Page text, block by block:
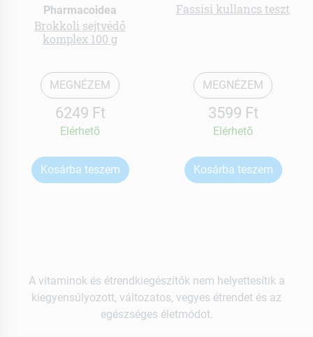
Pharmacoidea
Brokkoli sejtvédő
komplex 100 g
MEGNÉZEM
6249 Ft
Elérhetõ
Kosárba teszem
Fassisi kullancs teszt
MEGNÉZEM
3599 Ft
Elérhetõ
Kosárba teszem
A vitaminok és étrendkiegészítők nem helyettesítik a
kiegyensúlyozott, változatos, vegyes étrendet és az
egészséges életmódot.